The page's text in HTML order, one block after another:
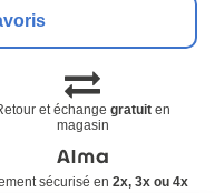
et échangegratuit en
magasin
sécurisé en 2x, 3x ou 4x